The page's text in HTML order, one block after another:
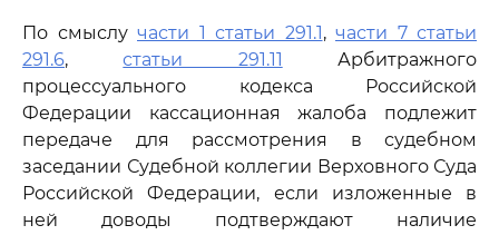
По смыслу части 1 статьи 291.1, части 7 статьи
291.6,статьи 291.11 Арбитражного
процессуального кодекса Российской
Федерации кассационная жалоба подлежит
передаче для рассмотрения в судебном
заседании Судебной коллегии Верховного Суда
Российской Федерации, если изложенные в
ней доводы подтверждают наличие